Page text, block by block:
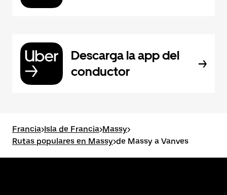
Descarga la app del
conductor
Francia>Isla de Francia>Massy>
Rutas populares en Massy>de Massy a Vanves